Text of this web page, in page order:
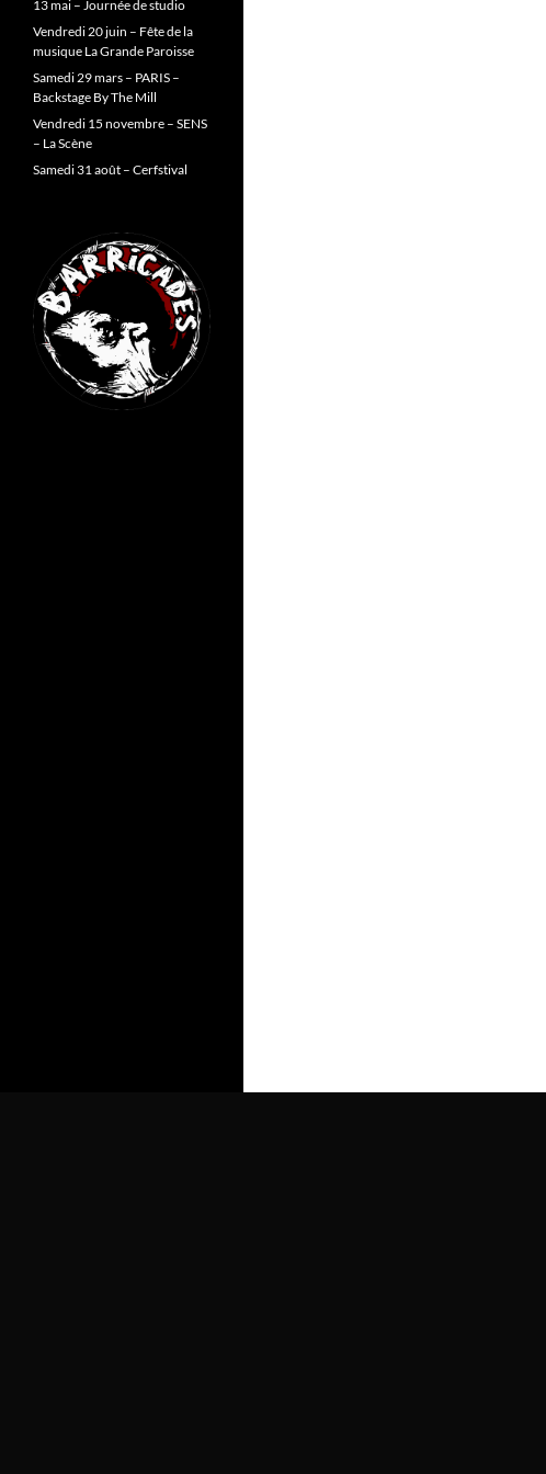
13 mai – Journée de studio
Vendredi 20 juin – Fête de la
musique La Grande Paroisse
Samedi 29 mars – PARIS –
Backstage By The Mill
Vendredi 15 novembre – SENS
– La Scène
Samedi 31 août – Cerfstival